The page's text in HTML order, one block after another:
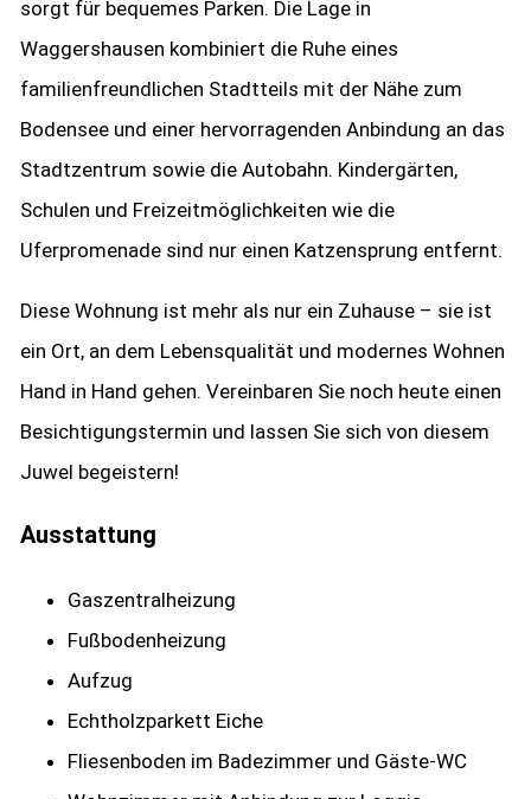
sorgt für bequemes Parken. Die Lage in
Waggershausen kombiniert die Ruhe eines
familienfreundlichen Stadtteils mit der Nähe zum
Bodensee und einer hervorragenden Anbindung an das
Stadtzentrum sowie die Autobahn. Kindergärten,
Schulen und Freizeitmöglichkeiten wie die
Uferpromenade sind nur einen Katzensprung entfernt.
Diese Wohnung ist mehr als nur ein Zuhause – sie ist
ein Ort, an dem Lebensqualität und modernes Wohnen
Hand in Hand gehen. Vereinbaren Sie noch heute einen
Besichtigungstermin und lassen Sie sich von diesem
Juwel begeistern!
Ausstattung
Gaszentralheizung
Fußbodenheizung
Aufzug
Echtholzparkett Eiche
Fliesenboden im Badezimmer und Gäste-WC